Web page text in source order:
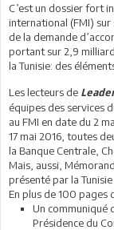
C’est un dossier fort
international (FMI) sur
de la demande
portant sur 2,9
la Tunisie: des
Les lecteurs de
équipes des services
au FMI en date du 2
17 mai 2016, toutes
la Banque Centrale,
Mais, aussi,
présenté par la
En plus de 100 pages
Un communiqué
Présidence du